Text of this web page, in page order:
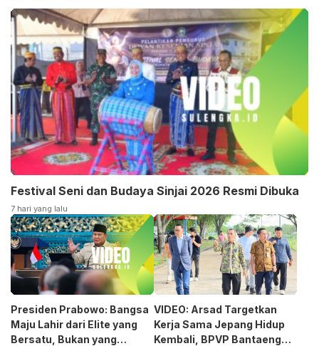
Festival Seni dan Budaya Sinjai 2026 Resmi Dibuka
7 hari yang lalu
Presiden Prabowo: Bangsa
Maju Lahir dari Elite yang
Bersatu, Bukan yang
VIDEO: Arsad Targetkan
Kerja Sama Jepang Hidup
Kembali, BPVP Bantaeng